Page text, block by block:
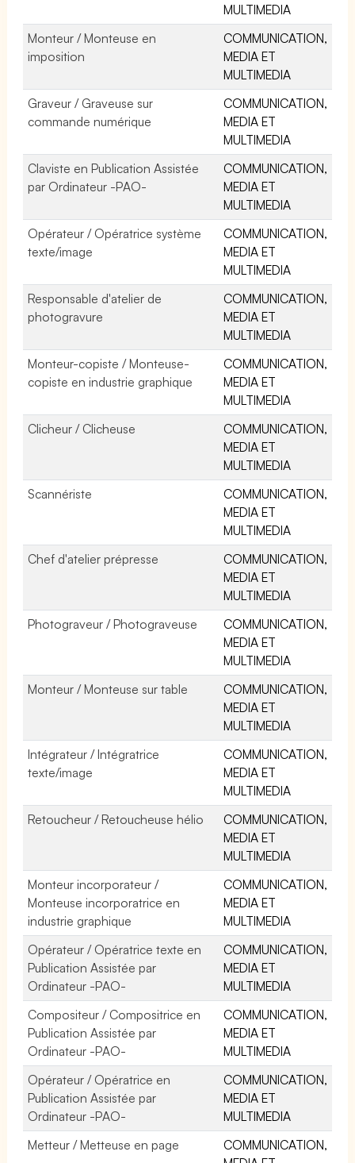
MULTIMEDIA
Monteur / Monteuse en
imposition
COMMUNICATION,
MEDIA ET
MULTIMEDIA
Graveur / Graveuse sur
commande numérique
COMMUNICATION,
MEDIA ET
MULTIMEDIA
Claviste en Publication Assistée
par Ordinateur -PAO-
COMMUNICATION,
MEDIA ET
MULTIMEDIA
Opérateur / Opératrice système
texte/image
COMMUNICATION,
MEDIA ET
MULTIMEDIA
Responsable d'atelier de
photogravure
COMMUNICATION,
MEDIA ET
MULTIMEDIA
Monteur-copiste / Monteuse-
copiste en industrie graphique
COMMUNICATION,
MEDIA ET
MULTIMEDIA
Clicheur / Clicheuse
COMMUNICATION,
MEDIA ET
MULTIMEDIA
Scannériste
COMMUNICATION,
MEDIA ET
MULTIMEDIA
Chef d'atelier prépresse
COMMUNICATION,
MEDIA ET
MULTIMEDIA
Photograveur / Photograveuse
COMMUNICATION,
MEDIA ET
MULTIMEDIA
Monteur / Monteuse sur table
COMMUNICATION,
MEDIA ET
MULTIMEDIA
Intégrateur / Intégratrice
texte/image
COMMUNICATION,
MEDIA ET
MULTIMEDIA
Retoucheur / Retoucheuse hélio
COMMUNICATION,
MEDIA ET
MULTIMEDIA
Monteur incorporateur /
Monteuse incorporatrice en
industrie graphique
COMMUNICATION,
MEDIA ET
MULTIMEDIA
Opérateur / Opératrice texte en
Publication Assistée par
Ordinateur -PAO-
COMMUNICATION,
MEDIA ET
MULTIMEDIA
Compositeur / Compositrice en
Publication Assistée par
Ordinateur -PAO-
COMMUNICATION,
MEDIA ET
MULTIMEDIA
Opérateur / Opératrice en
Publication Assistée par
Ordinateur -PAO-
COMMUNICATION,
MEDIA ET
MULTIMEDIA
Metteur / Metteuse en page
COMMUNICATION,